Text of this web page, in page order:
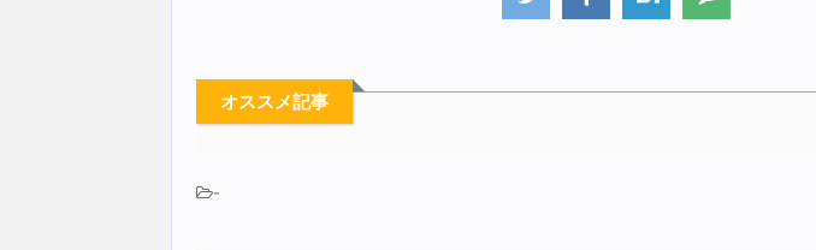
オススメ記事
-